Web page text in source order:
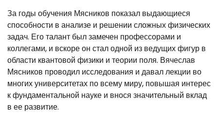
За годы обучения Мясников показал выдающиеся
способности в анализе и решении сложных физических
задач. Его талант был замечен профессорами и
коллегами, и вскоре он стал одной из ведущих фигур в
области квантовой физики и теории поля. Вячеслав
Мясников проводил исследования и давал лекции во
многих университетах по всему миру, повышая интерес
к фундаментальной науке и внося значительный вклад
в ее развитие.